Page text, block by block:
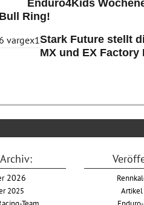
Enduro4Kids
Ring!
Stark Future stellt
MX und EX Factory
2026
2025